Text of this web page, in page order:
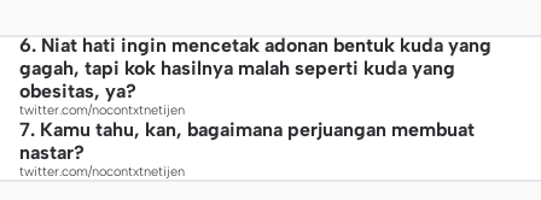
6. Niat hati ingin mencetak adonan bentuk kuda yang
gagah, tapi kok hasilnya malah seperti kuda yang
obesitas, ya?
twitter.com/nocontxtnetijen
7. Kamu tahu, kan, bagaimana perjuangan membuat
nastar?
twitter.com/nocontxtnetijen